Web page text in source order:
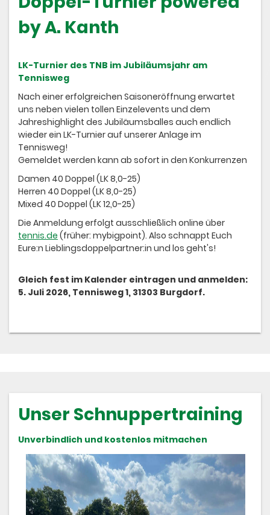
by A. Kanth
LK-Turnier des TNB im Jubiläumsjahr am
Tennisweg
Nach einer erfolgreichen Saisoneröffnung erwartet
uns neben vielen tollen Einzelevents und dem
Jahreshighlight des Jubiläumsballes auch endlich
wieder ein LK-Turnier auf unserer Anlage im
Tennisweg!
Gemeldet werden kann ab sofort in den Konkurrenzen
Damen 40 Doppel (LK 8,0-25)
Herren 40 Doppel (LK 8,0-25)
Mixed 40 Doppel (LK 12,0-25)
Die Anmeldung erfolgt ausschließlich online über
tennis.de (früher: mybigpoint). Also schnappt Euch
Eure:n Lieblingsdoppelpartner:in und los geht's!
Gleich fest im Kalender eintragen und anmelden:
5. Juli 2026, Tennisweg 1, 31303 Burgdorf.
Unser Schnuppertraining
Unverbindlich und kostenlos mitmachen